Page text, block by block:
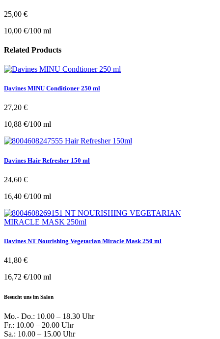
25,00 €
10,00 €/100 ml
Related Products
Davines MINU Conditioner 250 ml
27,20 €
10,88 €/100 ml
Davines Hair Refresher 150 ml
24,60 €
16,40 €/100 ml
Davines NT Nourishing Vegetarian Miracle Mask 250 ml
41,80 €
16,72 €/100 ml
Besucht uns im Salon
Mo.- Do.: 10.00 – 18.30 Uhr
Fr.: 10.00 – 20.00 Uhr
Sa.: 10.00 – 15.00 Uhr